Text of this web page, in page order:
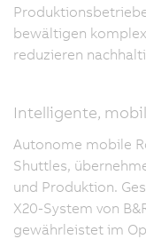
bewältigen
reduzieren
Intelligente,
Autonome mobile
Shuttles,
und Produktion.
X20-System von
gewährleistet im